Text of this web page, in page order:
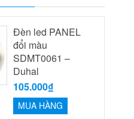
Đèn led PANEL
đổi màu
SDMT0061 –
Duhal
105.000₫
MUA HÀNG